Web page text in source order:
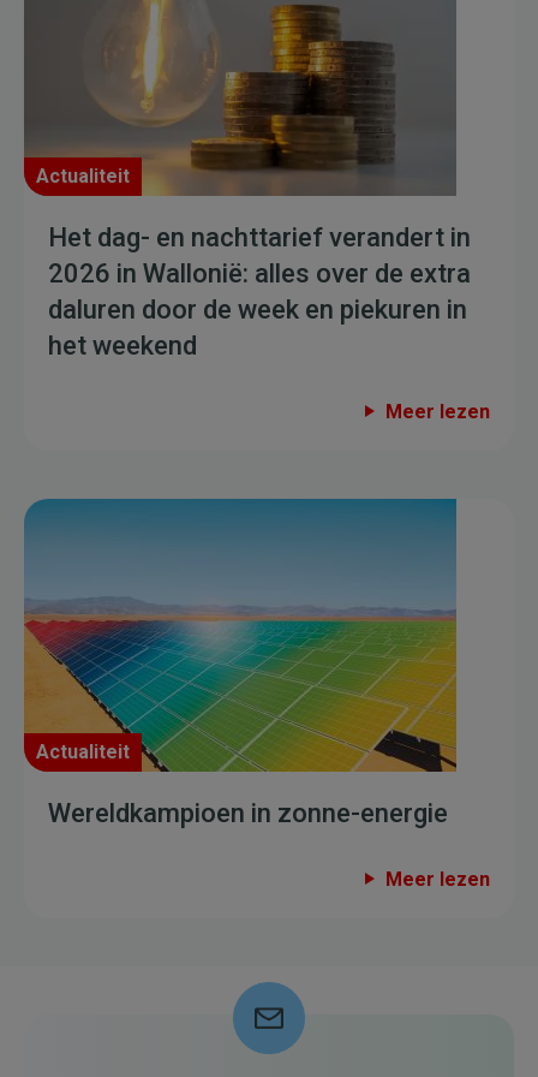
Actualiteit
Het dag- en nachttarief verandert in
2026 in Wallonië: alles over de extra
daluren door de week en piekuren in
het weekend
Meer lezen
Actualiteit
Wereldkampioen in zonne-energie
Meer lezen